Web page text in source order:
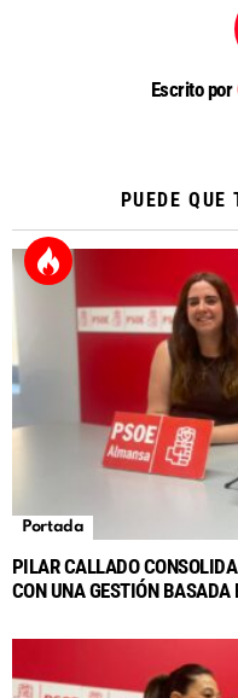
Escrito por
PUEDE
Portada
PILAR CALLADO
CON UNA GESTIÓN BASADA